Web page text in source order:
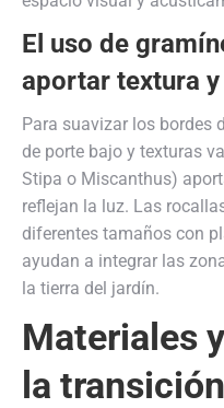
El uso de
aportar textura
Para suavizar los bordes
de porte bajo y texturas
Stipa o Miscanthus)
reflejan la luz. Las
diferentes tamaños con
ayudan a integrar las
la tierra del jardín.
Materiales
la